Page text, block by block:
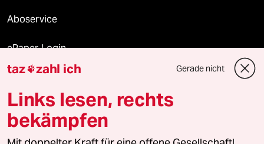
Aboservice
ePaper Login
Downloads für Abonnierende
© 2026 taz Verlags und Vertriebs GmbH
Alle Rechte vorbehalten. Bei rechtlichen Fragen oder für Genehmigungen
taz zahl ich Gerade nicht
Links lesen, rechts
bekämpfen